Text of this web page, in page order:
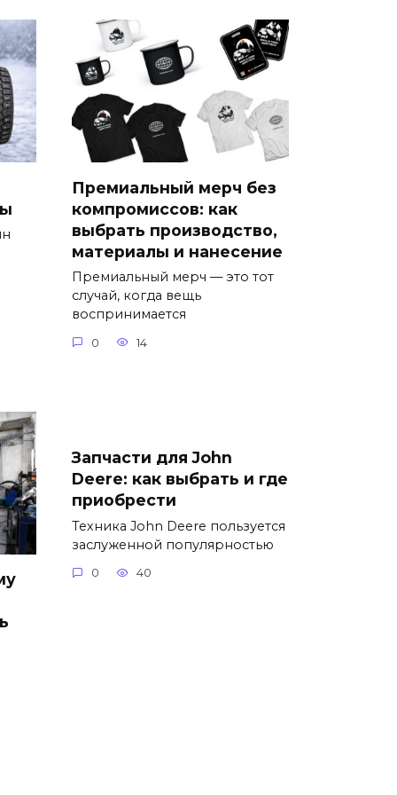
Премиальный мерч без
компромиссов: как
выбрать производство,
материалы и нанесение
Премиальный мерч — это тот
случай, когда вещь
воспринимается
0 14
Запчасти для John
Deere: как выбрать и где
приобрести
Техника John Deere пользуется
заслуженной популярностью
0 40